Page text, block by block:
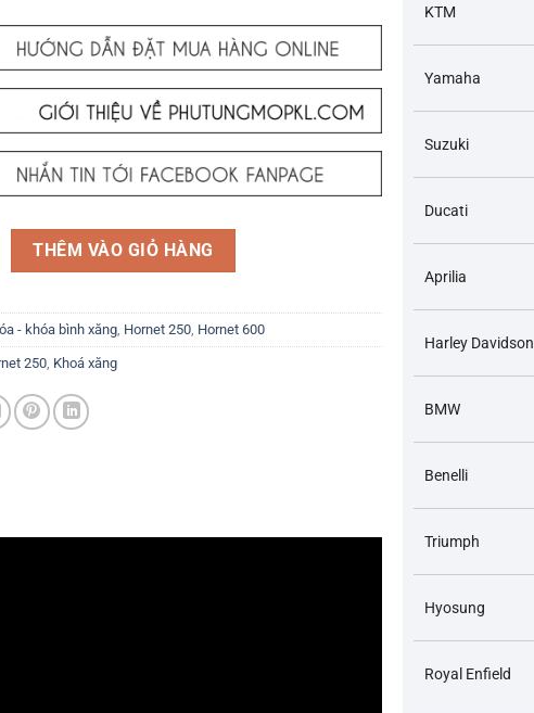
Hornet 250 CB250 CB500 CB600 …và các dòng xe tương ứng số lượng
THÊM VÀO GIỎ HÀNG
- khóa bình xăng Hornet 250 Hornet 600
250 Khoá xăng
KTM
Yamaha
Suzuki
Ducati
Aprilia
Harley Davidson
BMW
Benelli
Triumph
Hyosung
Royal Enfield